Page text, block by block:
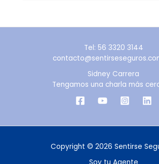
Tel: 56 3320 3144
Sidney Carrera
Tengamos una charla más
Copyright © 2026 Sentirse